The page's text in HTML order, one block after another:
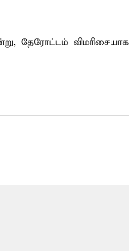
தேரோட்டம் விமரிசையாக